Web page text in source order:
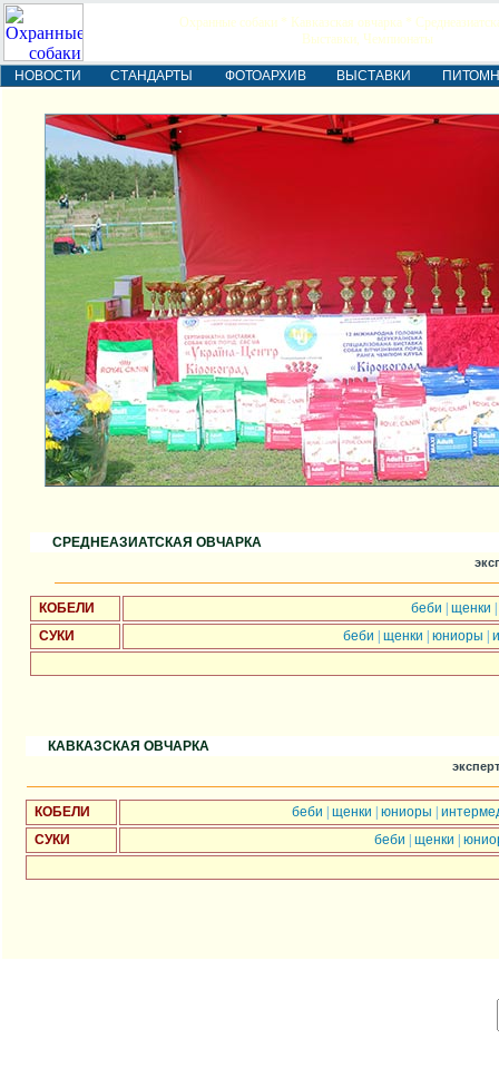
Охранные собаки * Кавказская овчарка *
Выставки, Чемпионаты
НОВОСТИ СТАНДАРТЫ ФОТОАРХИВ ВЫСТАВКИ
СРЕДНЕАЗИАТСКАЯ ОВЧАРКА
КОБЕЛИ беби щенки
СУКИ
беби щенки юниоры
КАВКАЗСКАЯ ОВЧАРКА
КОБЕЛИ беби щенки юниоры
СУКИ
беби |щенки |